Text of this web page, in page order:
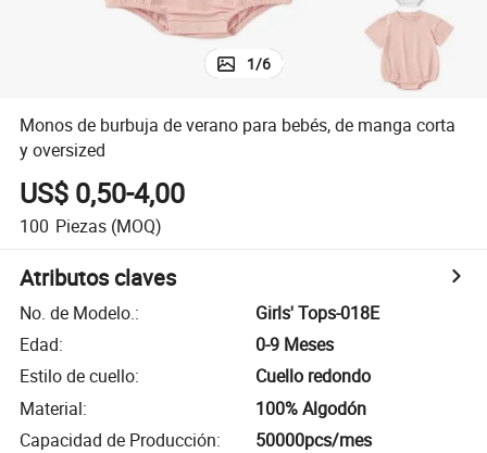
1/6
Monos de burbuja de verano para bebés, de manga corta
y oversized
US$ 0,50-4,00
100 Piezas (MOQ)
Atributos claves
No. de Modelo.:
Girls' Tops-018E
Edad:
0-9 Meses
Estilo de cuello:
Cuello redondo
Material:
100% Algodón
Capacidad de Producción: 50000pcs/mes